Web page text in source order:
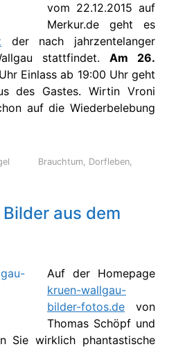
vom 22.12.2015 auf
Merkur.de geht es
der nach jahrzentelanger
stattfindet. Am 26.
Einlass ab 19:00 Uhr geht
des Gastes. Wirtin Vroni
auf die Wiederbelebung
Brauchtum, Dorfleben,
aus dem
Auf der Homepage
kruen-wallgau-
bilder-fotos.de von
Thomas Schöpf und
Sie wirklich phantastische